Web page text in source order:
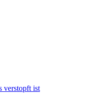
verstopft ist